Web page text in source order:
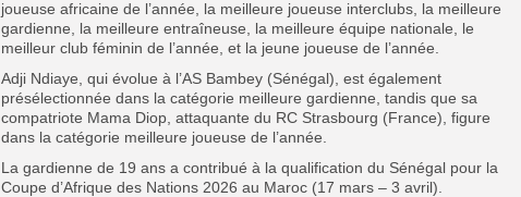
joueuse africaine de l’année, la meilleure joueuse interclubs, la meilleure
gardienne, la meilleure entraîneuse, la meilleure équipe nationale, le
meilleur club féminin de l’année, et la jeune joueuse de l’année.
Adji Ndiaye, qui évolue à l’AS Bambey (Sénégal), est également
présélectionnée dans la catégorie meilleure gardienne, tandis que sa
compatriote Mama Diop, attaquante du RC Strasbourg (France), figure
dans la catégorie meilleure joueuse de l’année.
La gardienne de 19 ans a contribué à la qualification du Sénégal pour la
Coupe d’Afrique des Nations 2026 au Maroc (17 mars – 3 avril).